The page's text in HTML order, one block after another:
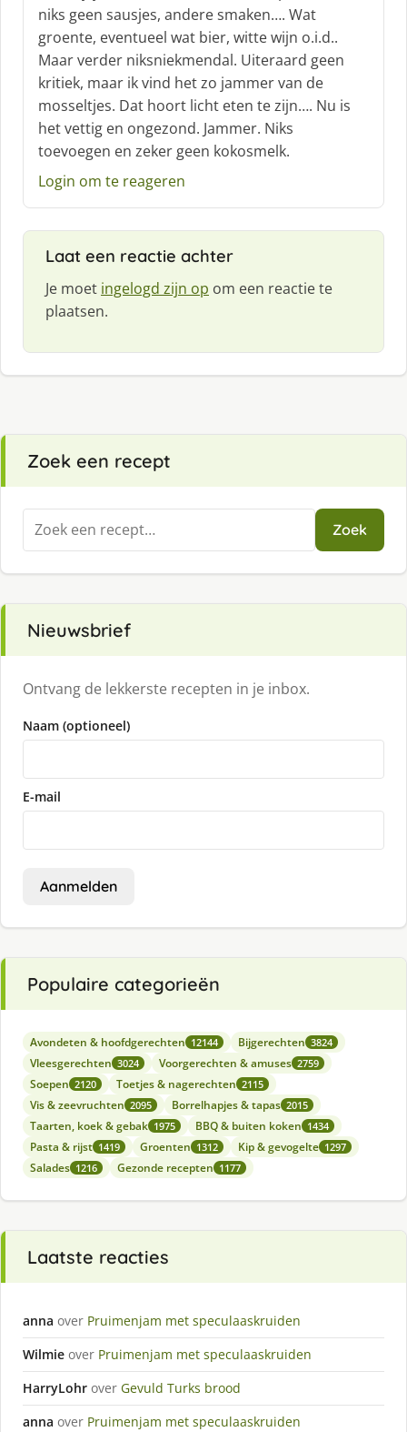
fniks geen sausjes, andere smaken…. Wat
groente, eventueel wat bier, witte wijn o.i.d..
Maar verder niksniekmendal. Uiteraard geen
kritiek, maar ik vind het zo jammer van de
mosseltjes. Dat hoort licht eten te zijn…. Nu is
het vettig en ongezond. Jammer. Niks
toevoegen en zeker geen kokosmelk.
Login om te reageren
Laat een reactie achter
Je moet ingelogd zijn op om een reactie te
plaatsen.
Zoek een recept
Zoeken
naar:
Zoek
Nieuwsbrief
Ontvang de lekkerste recepten in je inbox.
Naam (optioneel)
E-mail
Aanmelden
Populaire categorieën
Avondeten & hoofdgerechten 12144 Bijgerechten 3824
Vleesgerechten 3024 Voorgerechten & amuses 2759
Soepen 2120 Toetjes & nagerechten 2115
Vis & zeevruchten 2095 Borrelhapjes & tapas 2015
Taarten, koek & gebak 1975 BBQ & buiten koken 1434
Pasta & rijst 1419 Groenten 1312 Kip & gevogelte 1297
Salades 1216 Gezonde recepten 1177
Laatste reacties
anna over Pruimenjam met speculaaskruiden
Wilmie over Pruimenjam met speculaaskruiden
HarryLohr over Gevuld Turks brood
anna over Pruimenjam met speculaaskruiden